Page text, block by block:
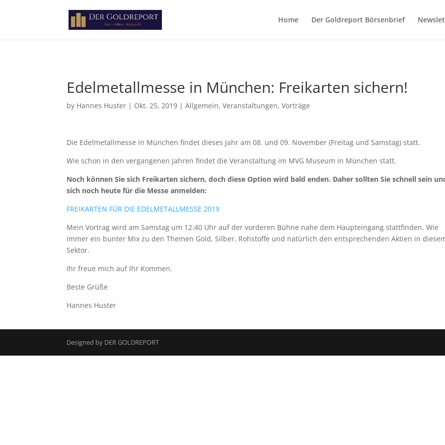
Home
Der Goldreport Börsenbrief
Edelmetallmesse in München: Freikarten sichern!
by Hannes Huster | Okt. 25, 2019 |Allgemein,Veranstaltungen,Vorträge
Die Edelmetallmesse in München findet dieses Jahr am 08. und 09. November (Freitag und Samstag) statt.
Wie schon in den vergangenen Jahren findet die Veranstaltung im MVG Museum in München statt.
Noch können Sie sich Freikarten sichern, doch diese Option wird bald enden. Daher sollten Sie schnell sein
sich noch heute für die Messe anmelden:
FREIKARTEN FÜR DIE EDELMETALLMESSE 2019
Mein Vortrag wird am Samstag um 12:40 Uhr auf der vorderen Bühne nahe dem Haupteingang stattfinden. Wie
immer ein bunter Mix zu den Themen Gold, Silber, Rohstoffe und natürlich den entsprechenden Aktien in
Sektor.
Ihr freue mich auf Ihr Kommen.
Beste Grüße
Hannes Huster
Designed by DER GOLDREPORT